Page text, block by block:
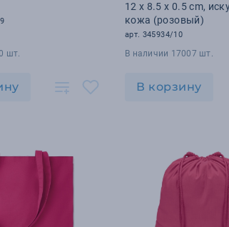
шт.
12 x 8.5 x 0.5 cm,
кожа (розовый)
арт. 345934/10
В наличии 17007 шт.
В корзину